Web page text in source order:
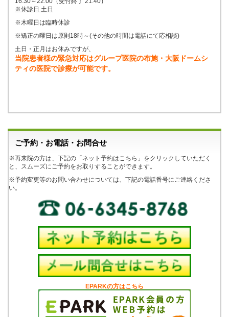
※休診日 土日
※木曜日は臨時休診
※矯正の曜日は原則18時～(その他の時間は電話にて応相談)
土日・正月はお休みですが、
当院患者様の緊急対応はグループ医院の布施・大阪ドームシ
ティの医院で診療が可能です。
ご予約・お電話・お問合せ
※再来院の方は、下記の「ネット予約はこちら」をクリックしていただく
と、スムーズにご予約をお取りすることができます。
※予約変更等のお問い合わせについては、下記の電話番号にご連絡くださ
い。
EPARKの方はこちら